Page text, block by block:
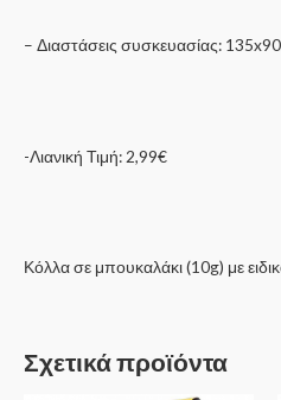
– Διαστάσεις συσκευασίας:
-Λιανική Τιμή: 2,99€
Κόλλα σε μπουκαλάκι (10g) με
Σχετικά προϊόντα